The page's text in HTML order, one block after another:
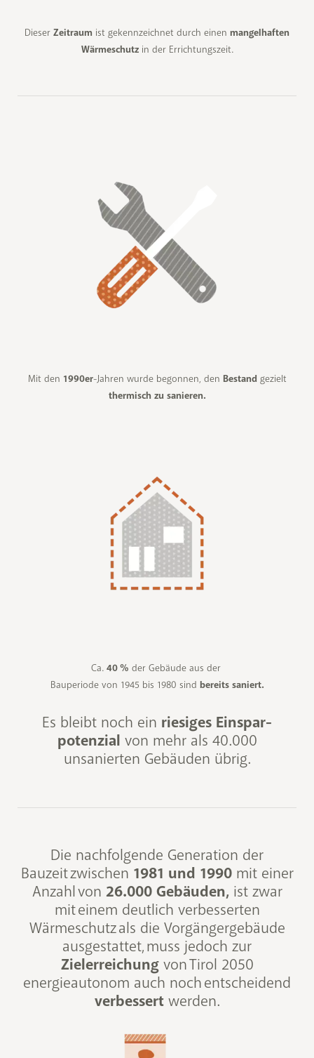
Dieser Zeitraum ist gekennzeichnet durch einen mangelhaften
Wärmeschutzin der Errichtungszeit.
Mit den 1990er-Jahren wurde begonnen, den Bestandgezielt
thermisch zu sanieren.
Ca. 40 % der Gebäude aus der
Bauperiode von 1945 bis 1980 sind bereits saniert.
Es bleibt noch ein riesiges Einspar­
potenzial von mehr als 40.000
unsanierten Gebäuden übrig.
Die nachfolgende Generation der
Bauzeit zwischen 1981 und 1990mit einer
Anzahl von 26.000 Gebäuden,ist zwar
mit einem deutlich verbesserten
Wärmeschutz als die Vorgängergebäude
ausgestattet, muss jedoch zur
Zielerreichungvon Tirol 2050
energieautonom auch noch entscheidend
verbessertwerden.